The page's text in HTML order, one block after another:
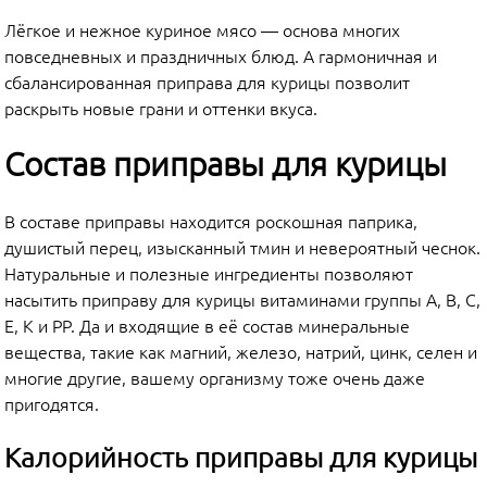
Лёгкое и нежное куриное мясо — основа многих
повседневных и праздничных блюд. А гармоничная и
сбалансированная приправа для курицы позволит
раскрыть новые грани и оттенки вкуса.
Состав приправы для курицы
В составе приправы находится роскошная паприка,
душистый перец, изысканный тмин и невероятный чеснок.
Натуральные и полезные ингредиенты позволяют
насытить приправу для курицы витаминами группы А, В, С,
Е, К и РР. Да и входящие в её состав минеральные
вещества, такие как магний, железо, натрий, цинк, селен и
многие другие, вашему организму тоже очень даже
пригодятся.
Калорийность приправы для курицы